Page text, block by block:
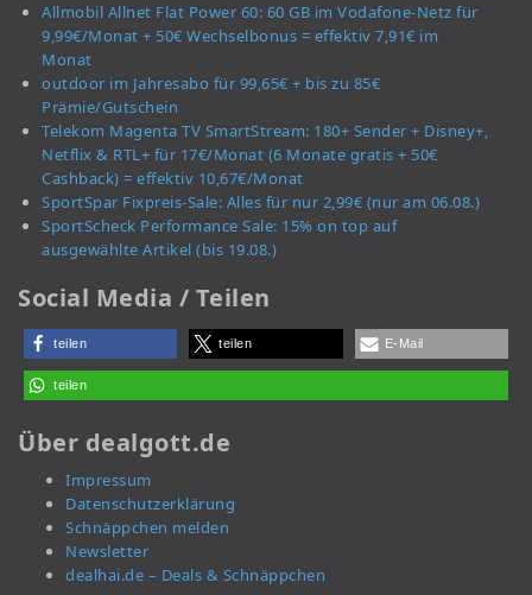
Allmobil Allnet Flat Power 60: 60 GB im Vodafone-Netz für
9,99€/Monat + 50€ Wechselbonus = effektiv 7,91€ im
Monat
outdoor im Jahresabo für 99,65€ + bis zu 85€
Prämie/Gutschein
Telekom Magenta TV SmartStream: 180+ Sender + Disney+,
Netflix & RTL+ für 17€/Monat (6 Monate gratis + 50€
Cashback) = effektiv 10,67€/Monat
SportSpar Fixpreis-Sale: Alles für nur 2,99€ (nur am 06.08.)
SportScheck Performance Sale: 15% on top auf
ausgewählte Artikel (bis 19.08.)
Social Media / Teilen
teilen teilen E-Mail
teilen
Über dealgott.de
Impressum
Datenschutzerklärung
Schnäppchen melden
Newsletter
dealhai.de – Deals & Schnäppchen